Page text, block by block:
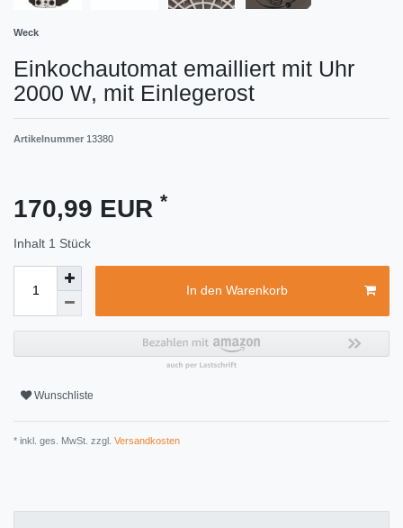
Weck
Einkochautomat emailliert mit Uhr
2000 W, mit Einlegerost
Artikelnummer 13380
170,99 EUR *
Inhalt 1 Stück
In den Warenkorb
Wunschliste
* inkl. ges. MwSt. zzgl. Versandkosten